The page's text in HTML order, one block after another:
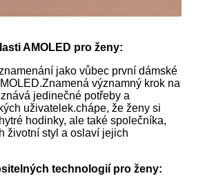
AMOLED pro ženy:
jako vůbec první dámské
významný krok na
jedinečné potřeby a
uživatelek.chápe, že ženy si
hodinky, ale také společníka,
životní styl a oslaví jejich
technologií pro ženy: